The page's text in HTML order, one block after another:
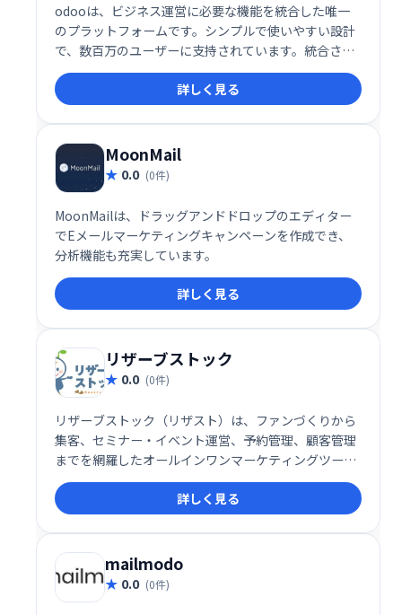
odooは、ビジネス運営に必要な機能を統合した唯一
のプラットフォームです。シンプルで使いやすい設計
で、数百万のユーザーに支持されています。統合され
たアプリにより、業務効率化を実現し、ビジネスの成
長を支援します。
詳しく見る
MoonMail
0.0 (0件)
MoonMailは、ドラッグアンドドロップのエディター
でEメールマーケティングキャンペーンを作成でき、
分析機能も充実しています。
詳しく見る
リザーブストック
0.0 (0件)
リザーブストック（リザスト）は、ファンづくりから
集客、セミナー・イベント運営、予約管理、顧客管理
までを網羅したオールインワンマーケティングツール
です。事務作業の効率化と顧客とのエンゲージメント
向上を実現し、ビジネス成長を強力にサポートしま
す。様々な機能を統合することで、業務負担を軽減
し、集客から顧客育成までを一元管理できます。
詳しく見る
mailmodo
0.0 (0件)